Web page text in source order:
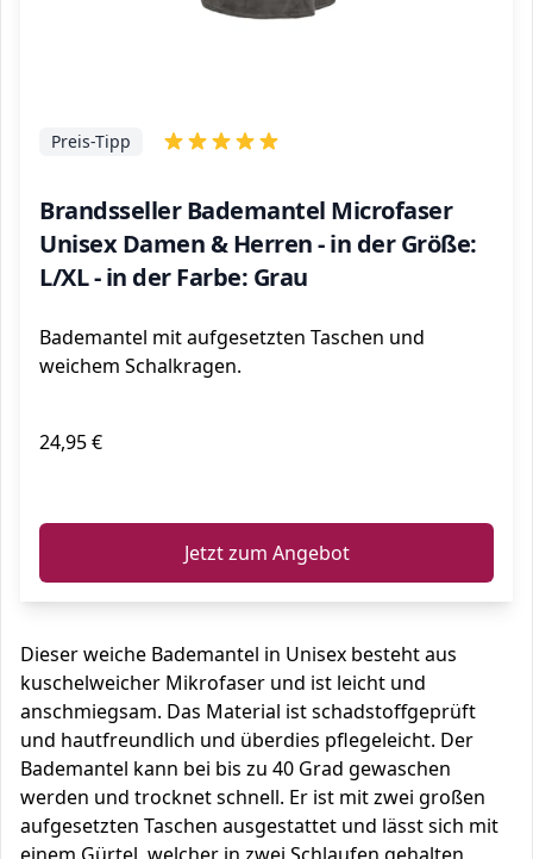
Brandsseller Bademantel Microfaser
Unisex Damen & Herren - in der Größe:
L/XL - in der Farbe: Grau
Preis-Tipp
Bademantel mit aufgesetzten Taschen und
weichem Schalkragen.
24,95 €
Jetzt zum Angebot
Dieser weiche Bademantel in Unisex besteht aus
kuschelweicher Mikrofaser und ist leicht und
anschmiegsam. Das Material ist schadstoffgeprüft
und hautfreundlich und überdies pflegeleicht. Der
Bademantel kann bei bis zu 40 Grad gewaschen
werden und trocknet schnell. Er ist mit zwei großen
aufgesetzten Taschen ausgestattet und lässt sich mit